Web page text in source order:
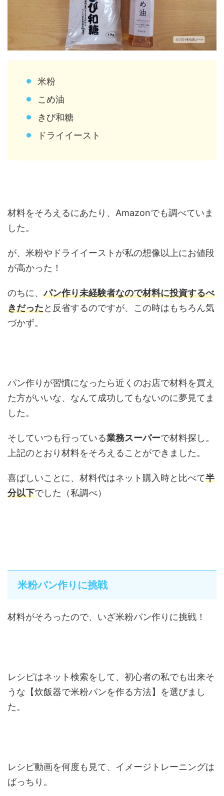
米粉
こめ油
きび和糖
ドライイースト
材料をそろえるにあたり、Amazonでも調べていま
した。
が、米粉やドライイーストが私の想像以上にお値段
が高かった！
のちに、パン作り未経験者なので材料に投資するべ
きだったと反省するのですが、この時はもちろん気
づかず。
パン作りが習慣になったら近くのお店で材料を買え
た方がいいな、なんて成功してもないのに夢見てま
した。
そしていつも行っている業務スーパーで材料探し。
上記のとおり材料をそろえることができました。
喜ばしいことに、材料代はネット購入時と比べて半
分以下でした（私調べ）
米粉パン作りに挑戦
材料がそろったので、いざ米粉パン作りに挑戦！
レシピはネット検索をして、初心者の私でも出来そ
うな【炊飯器で米粉パンを作る方法】を選びまし
た。
レシピ動画を何度も見て、イメージトレーニングは
ばっちり。